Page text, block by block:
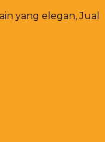
yang elegan, Jual